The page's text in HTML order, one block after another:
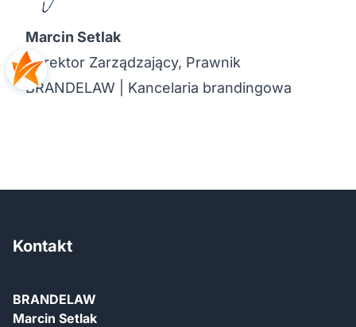
Marcin Setlak
Dyrektor Zarządzający, Prawnik
BRANDELAW | Kancelaria brandingowa
Kontakt
BRANDELAW
Marcin Setlak